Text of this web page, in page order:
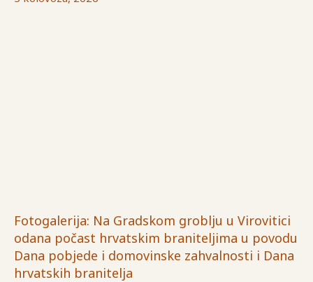
Fotogalerija: Na Gradskom groblju u Virovitici
odana počast hrvatskim braniteljima u povodu
Dana pobjede i domovinske zahvalnosti i Dana
hrvatskih branitelja